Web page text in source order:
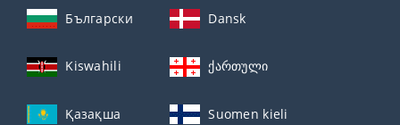
Български Dansk
Kiswahili ქართული
Қазақша Suomen kieli